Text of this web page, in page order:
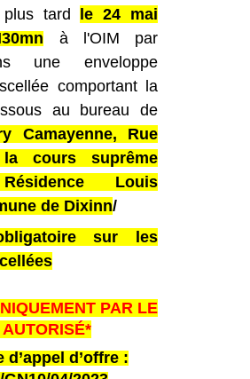
tard le 24 mai
à l'OIM par
une enveloppe
comportant la
au bureau de
Camayenne, Rue
cours suprême
Louis
de Dixinn/
sur les
PAR LE
d’appel d’offre :